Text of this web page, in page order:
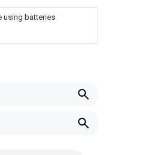
using batteries